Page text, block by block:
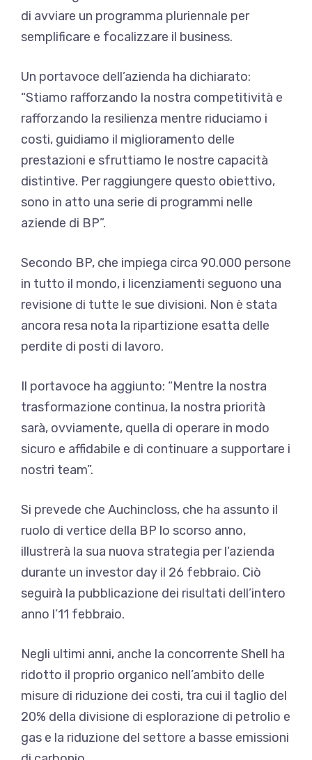
di avviare un programma pluriennale per
semplificare e focalizzare il business.
Un portavoce dell’azienda ha dichiarato:
“Stiamo rafforzando la nostra competitività e
rafforzando la resilienza mentre riduciamo i
costi, guidiamo il miglioramento delle
prestazioni e sfruttiamo le nostre capacità
distintive. Per raggiungere questo obiettivo,
sono in atto una serie di programmi nelle
aziende di BP”.
Secondo BP, che impiega circa 90.000 persone
in tutto il mondo, i licenziamenti seguono una
revisione di tutte le sue divisioni. Non è stata
ancora resa nota la ripartizione esatta delle
perdite di posti di lavoro.
Il portavoce ha aggiunto: “Mentre la nostra
trasformazione continua, la nostra priorità
sarà, ovviamente, quella di operare in modo
sicuro e affidabile e di continuare a supportare i
nostri team”.
Si prevede che Auchincloss, che ha assunto il
ruolo di vertice della BP lo scorso anno,
illustrerà la sua nuova strategia per l’azienda
durante un investor day il 26 febbraio. Ciò
seguirà la pubblicazione dei risultati dell’intero
anno l’11 febbraio.
Negli ultimi anni, anche la concorrente Shell ha
ridotto il proprio organico nell’ambito delle
misure di riduzione dei costi, tra cui il taglio del
20% della divisione di esplorazione di petrolio e
gas e la riduzione del settore a basse emissioni